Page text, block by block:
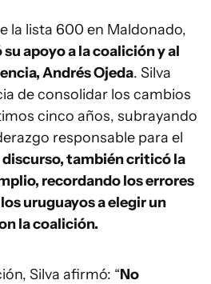
la lista 600 en Maldonado,
apoyo a la coalición y al
Andrés Ojeda. Silva
de consolidar los cambios
cinco años, subrayando
responsable para el
discurso, también criticó la
recordando los errores
uruguayos a elegir un
la coalición.
Silva afirmó: “No